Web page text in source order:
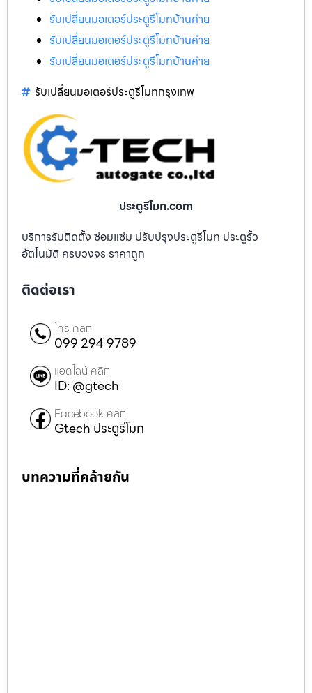
รับเปลี่ยนมอเตอร์ประตูรีโมทบ้านค่าย
รับเปลี่ยนมอเตอร์ประตูรีโมทบ้านค่าย
รับเปลี่ยนมอเตอร์ประตูรีโมทบ้านค่าย
รับเปลี่ยนมอเตอร์ประตูรีโมทกรุงเทพ
ประตูรีโมท.com
บริการรับติดตั้ง ซ่อมแซ่ม ปรับปรุงประตูรีโมท ประตูรั้ว
อัตโนมัติ ครบวงจร ราคาถูก
ติดต่อเรา
โทร คลิก
099 294 9789
แอดไลน์ คลิก
ID: @gtech
Facebook คลิก
Gtech ประตูรีโมท
บทความที่คล้ายกัน